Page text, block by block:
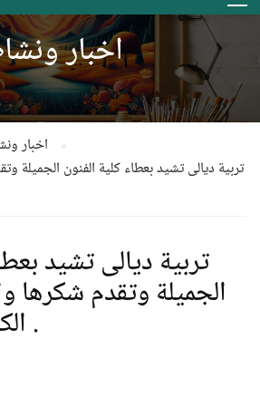
اخبار
اخبار
تربية ديالى تشيد بعطاء كلية الفنون الجميلة
تربية ديالى تشيد
الجميلة وتقدم شكرها
الكلية ومنتسبيها .